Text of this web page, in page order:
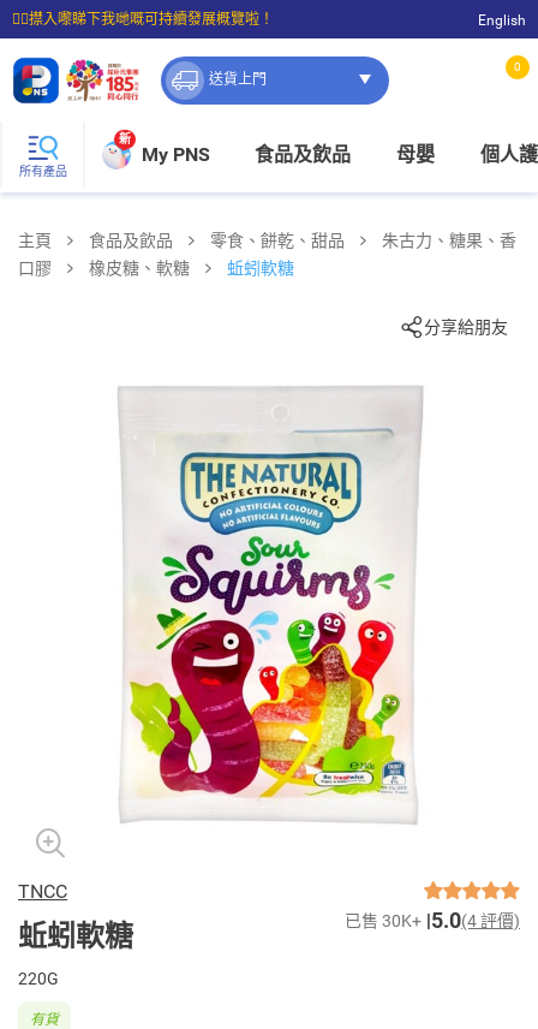
☝🏼㩒入嚟睇下我哋嘅可持續發展概覽啦！
⭐購物滿$399即享免費送貨；滿$100即可免費店取。
English
送貨上門
0
所有產品
新
My PNS 食品及飲品 母嬰 個人
主頁 食品及飲品 零食、餅乾、甜品
朱古力、糖果、香
口膠
橡皮糖、軟糖 蚯蚓軟糖
分享給朋友
TNCC
蚯蚓軟糖 已售 30K+ 5.0(4 評價)
220G
有貨